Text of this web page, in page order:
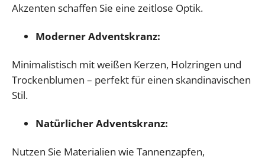
Akzenten schaffen Sie eine zeitlose Optik.
Moderner Adventskranz:
Minimalistisch mit weißen Kerzen, Holzringen und
Trockenblumen – perfekt für einen skandinavischen
Stil.
Natürlicher Adventskranz:
Nutzen Sie Materialien wie Tannenzapfen,